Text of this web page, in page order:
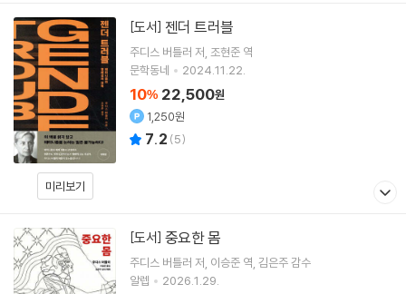
미리보기
[도서] 젠더 트러블
주디스 버틀러 저 조현준 역
문학동네
2024.11.22.
10% 22,500원
1,250원
7.2 (5)
[도서] 중요한 몸
주디스 버틀러 저 이승준 역 김은주감수
알렙
2026.1.29.